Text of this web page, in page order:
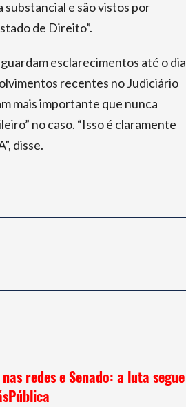
e são vistos por
de Direito”.
esclarecimentos até o dia
recentes no Judiciário
mais importante que nunca
no caso. “Isso é claramente
disse.
redes e Senado: a luta segue